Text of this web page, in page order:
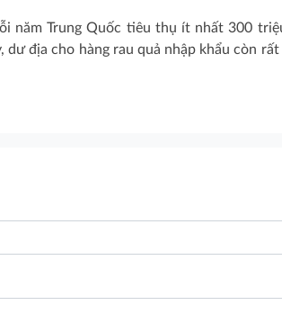
năm Trung Quốc tiêu thụ ít nhất 300
địa cho hàng rau quả nhập khẩu còn